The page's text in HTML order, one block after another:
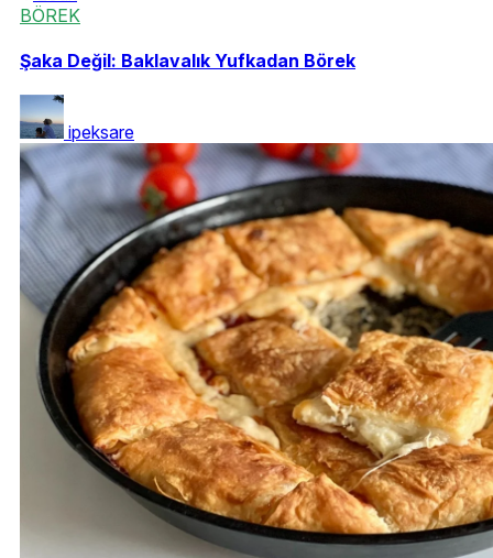
BÖREK
Şaka Değil: Baklavalık Yufkadan Börek
ipeksare